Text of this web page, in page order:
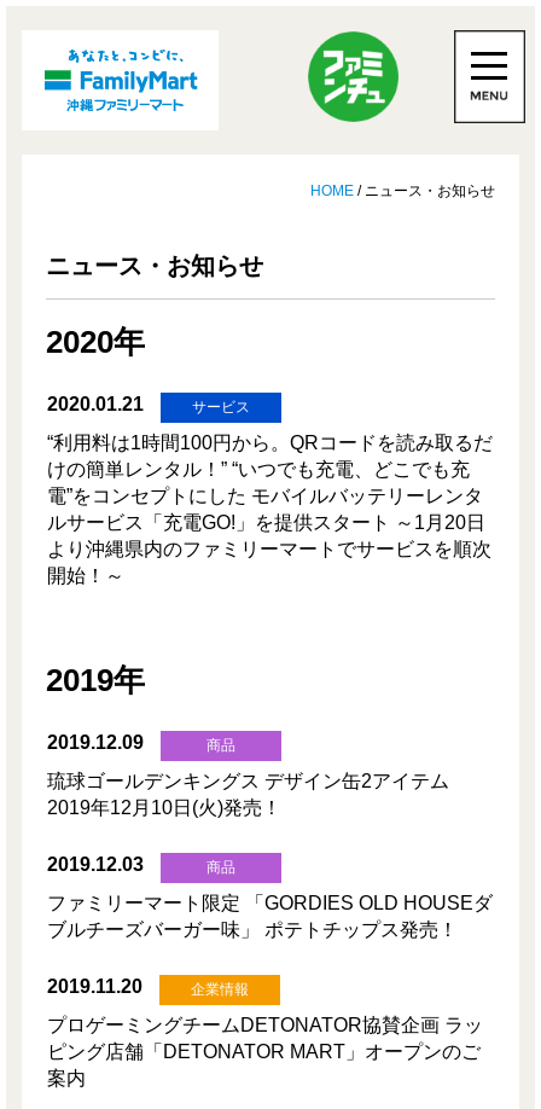
HOME / ニュース・お知らせ
ニュース・お知らせ
2020年
2020.01.21 サービス
“利用料は1時間100円から。QRコードを読み取るだ
けの簡単レンタル！” “いつでも充電、どこでも充
電”をコンセプトにした モバイルバッテリーレンタ
ルサービス「充電GO!」を提供スタート ～1月20日
より沖縄県内のファミリーマートでサービスを順次
開始！～
2019年
2019.12.09 商品
琉球ゴールデンキングス デザイン缶2アイテム
2019年12月10日(火)発売！
2019.12.03 商品
ファミリーマート限定 「GORDIES OLD HOUSEダ
ブルチーズバーガー味」 ポテトチップス発売！
2019.11.20 企業情報
プロゲーミングチームDETONATOR協賛企画 ラッ
ピング店舗「DETONATOR MART」オープンのご
案内